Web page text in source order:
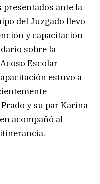
presentados ante la
del Juzgado llevó
y capacitación
sobre la
Escolar
estuvo a
y su par Karina
acompañó al